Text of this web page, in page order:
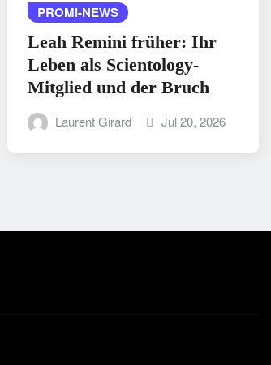
PROMI-NEWS
Leah Remini früher: Ihr
Leben als Scientology-
Mitglied und der Bruch
Laurent Girard Jul 20, 2026